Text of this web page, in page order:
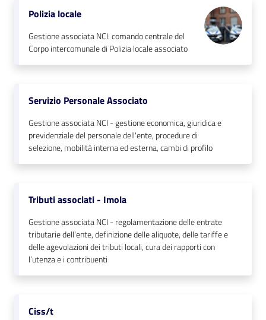
Polizia locale
Gestione associata NCI: comando centrale del
Corpo intercomunale di Polizia locale associato
Servizio Personale Associato
Gestione associata NCI - gestione economica, giuridica e
previdenziale del personale dell'ente, procedure di
selezione, mobilità interna ed esterna, cambi di profilo
Tributi associati - Imola
Gestione associata NCI - regolamentazione delle entrate
tributarie dell’ente, definizione delle aliquote, delle tariffe e
delle agevolazioni dei tributi locali, cura dei rapporti con
l’utenza e i contribuenti
Ciss/t